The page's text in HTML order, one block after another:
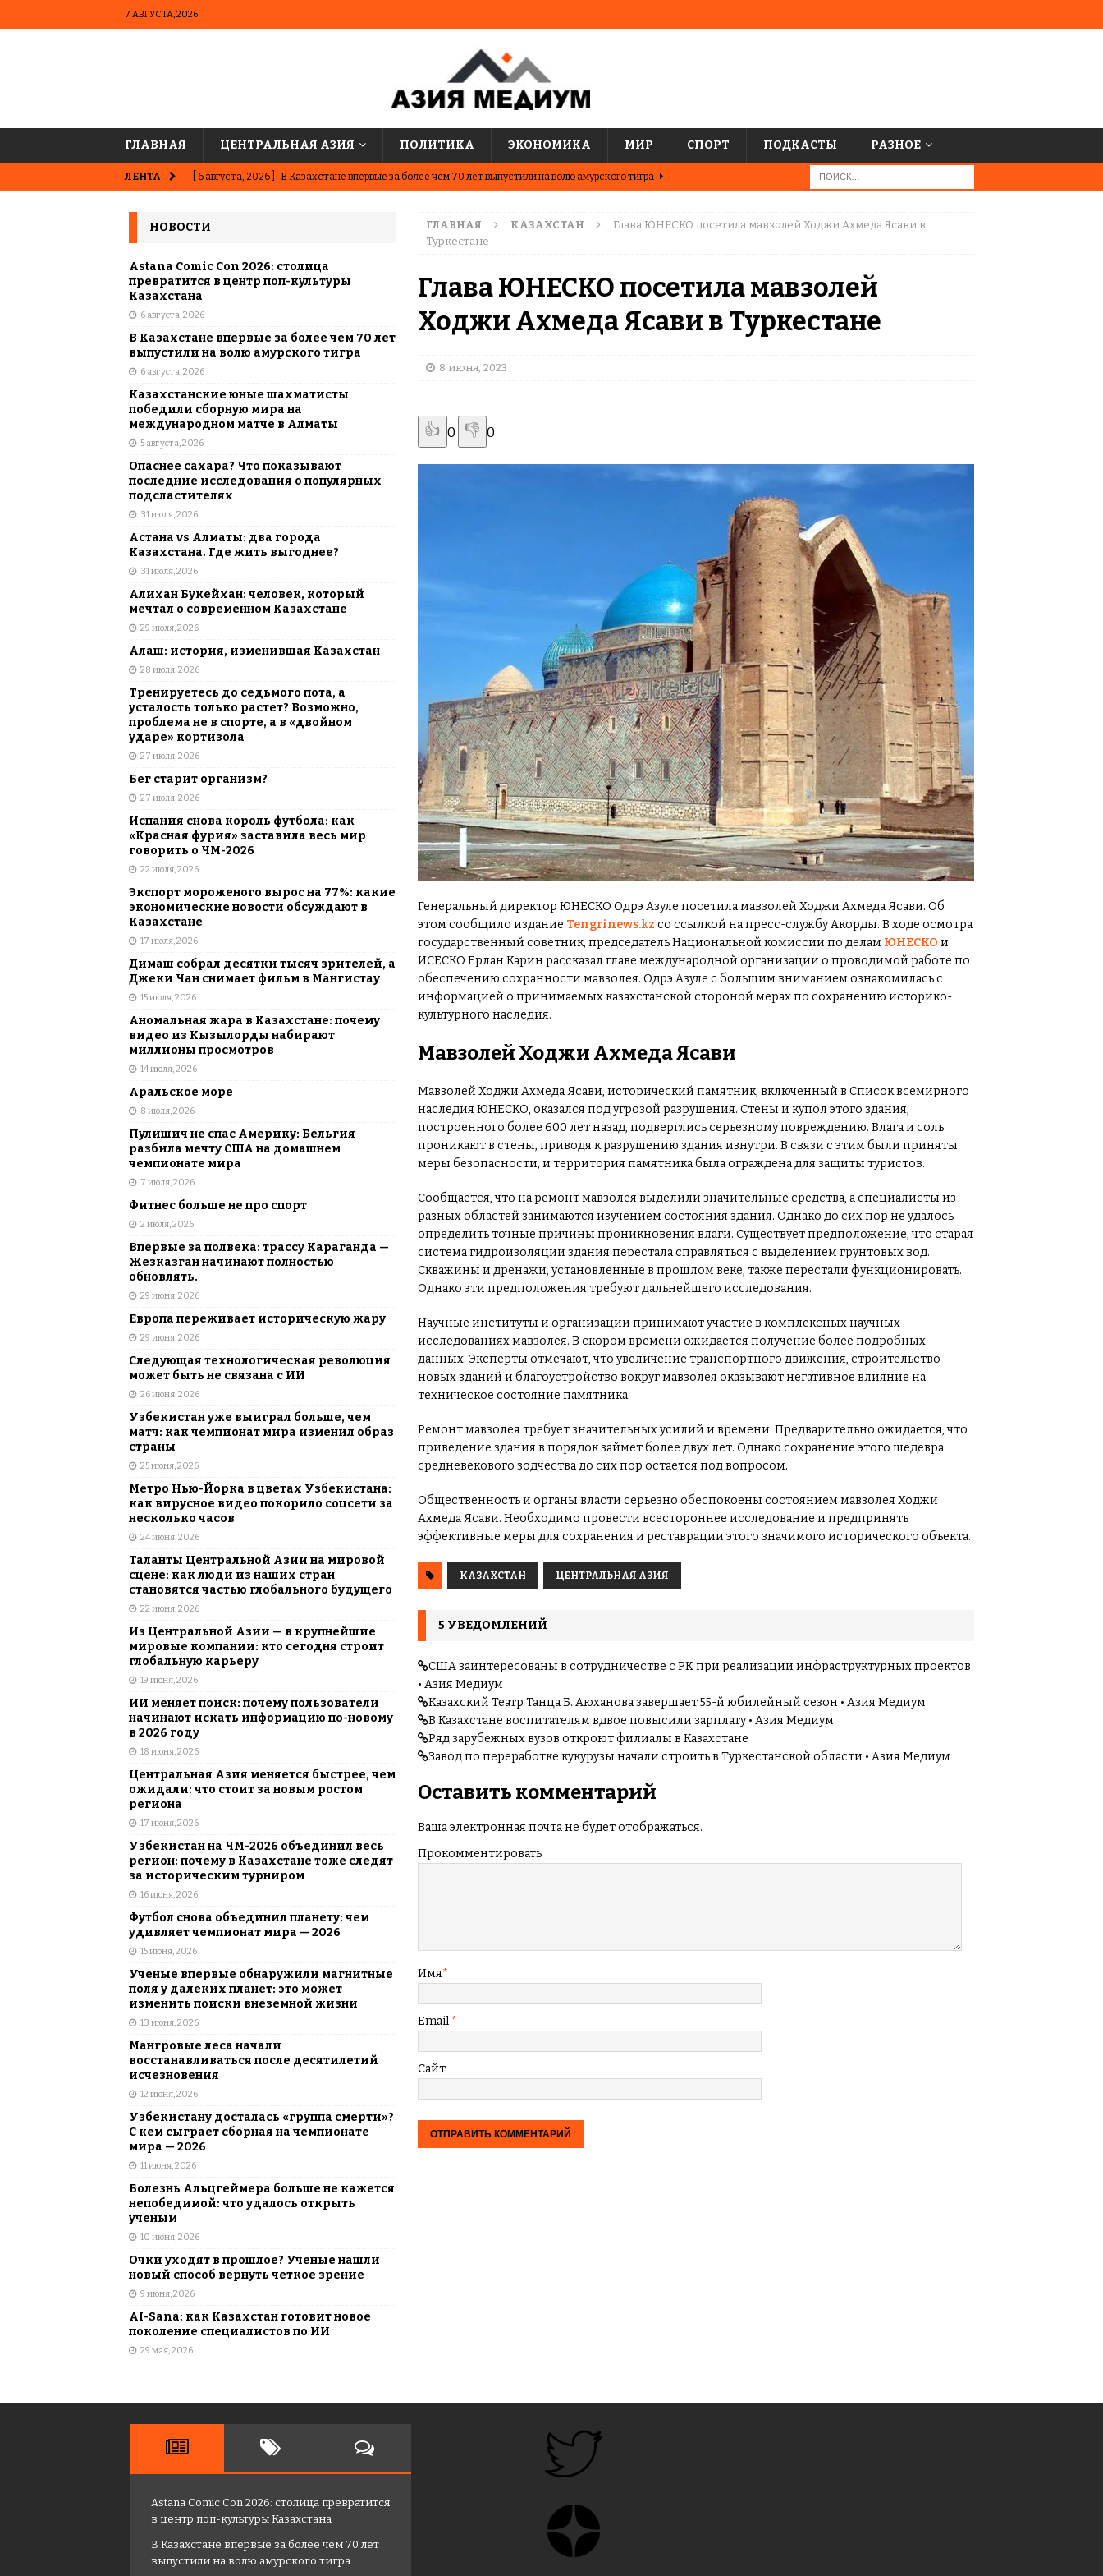
7 АВГУСТА, 2026
ГЛАВНАЯ ЦЕНТРАЛЬНАЯ АЗИЯ ПОЛИТИКА ЭКОНОМИКА МИР СПОРТ ПОДКАСТЫ РАЗНОЕ
ЛЕНТА [ 6 августа, 2026 ] В Казахстане впервые за более чем 70 лет выпустили на волю амурского тигра
[ 5 августа, 2026 ]
матче в Алматы
[ 31 июля, 2026 ] Опаснее сахара? Что показывают последние исследования о популярных
подсластителях
[ 31 июля, 2026 ] Астана vs Алматы: два города Казахстана. Где жить выгоднее?
АЗИЯ
[ 6 августа, 2026 ] Astana Comic Con 2026: столица превратится в центр поп-культуры Казахстана
КАЗАХСТАН
ГЛАВНАЯ КАЗАХСТАН
Глава ЮНЕСКО посетила мавзолей Ходжи Ахмеда Ясави в
Туркестане
Глава ЮНЕСКО посетила мавзолей
Ходжи Ахмеда Ясави в Туркестане
8 июня, 2023
👍 0 👎 0
Генеральный директор ЮНЕСКО Одрэ Азуле посетила мавзолей Ходжи Ахмеда Ясави. Об
этом сообщило издание Tengrinews.kz со ссылкой на пресс-службу Акорды. В ходе осмотра
государственный советник, председатель Национальной комиссии по делам ЮНЕСКО и
ИСЕСКО Ерлан Карин рассказал главе международной организации о проводимой работе по
обеспечению сохранности мавзолея. Одрэ Азуле с большим вниманием ознакомилась с
информацией о принимаемых казахстанской стороной мерах по сохранению историко-
культурного наследия.
Мавзолей Ходжи Ахмеда Ясави
Мавзолей Ходжи Ахмеда Ясави, исторический памятник, включенный в Список всемирного
наследия ЮНЕСКО, оказался под угрозой разрушения. Стены и купол этого здания,
построенного более 600 лет назад, подверглись серьезному повреждению. Влага и соль
проникают в стены, приводя к разрушению здания изнутри. В связи с этим были приняты
меры безопасности, и территория памятника была ограждена для защиты туристов.
Сообщается, что на ремонт мавзолея выделили значительные средства, а специалисты из
разных областей занимаются изучением состояния здания. Однако до сих пор не удалось
определить точные причины проникновения влаги. Существует предположение, что старая
система гидроизоляции здания перестала справляться с выделением грунтовых вод.
Скважины и дренажи, установленные в прошлом веке, также перестали функционировать.
Однако эти предположения требуют дальнейшего исследования.
Научные институты и организации принимают участие в комплексных научных
исследованиях мавзолея. В скором времени ожидается получение более подробных
данных. Эксперты отмечают, что увеличение транспортного движения, строительство
новых зданий и благоустройство вокруг мавзолея оказывают негативное влияние на
техническое состояние памятника.
Ремонт мавзолея требует значительных усилий и времени. Предварительно ожидается, что
приведение здания в порядок займет более двух лет. Однако сохранение этого шедевра
средневекового зодчества до сих пор остается под вопросом.
Общественность и органы власти серьезно обеспокоены состоянием мавзолея Ходжи
Ахмеда Ясави. Необходимо провести всестороннее исследование и предпринять
эффективные меры для сохранения и реставрации этого значимого исторического объекта.
КАЗАХСТАН ЦЕНТРАЛЬНАЯ АЗИЯ
5 УВЕДОМЛЕНИЙ
США заинтересованы в сотрудничестве с РК при реализации инфраструктурных проектов
• Азия Медиум
Казахский Театр Танца Б. Аюханова завершает 55-й юбилейный сезон • Азия Медиум
В Казахстане воспитателям вдвое повысили зарплату • Азия Медиум
Ряд зарубежных вузов откроют филиалы в Казахстане
Завод по переработке кукурузы начали строить в Туркестанской области • Азия Медиум
Оставить комментарий
Ваша электронная почта не будет отображаться.
Прокомментировать
Имя*
Email *
Сайт
НОВОСТИ
Astana Comic Con 2026: столица
превратится в центр поп-культуры
Казахстана
6 августа, 2026
В Казахстане впервые за более чем 70 лет
выпустили на волю амурского тигра
6 августа, 2026
Казахстанские юные шахматисты
победили сборную мира на
международном матче в Алматы
5 августа, 2026
Опаснее сахара? Что показывают
последние исследования о популярных
подсластителях
31 июля, 2026
Астана vs Алматы: два города
Казахстана. Где жить выгоднее?
31 июля, 2026
Алихан Букейхан: человек, который
мечтал о современном Казахстане
29 июля, 2026
Алаш: история, изменившая Казахстан
28 июля, 2026
Тренируетесь до седьмого пота, а
усталость только растет? Возможно,
проблема не в спорте, а в «двойном
ударе» кортизола
27 июля, 2026
Бег старит организм?
27 июля, 2026
Испания снова король футбола: как
«Красная фурия» заставила весь мир
говорить о ЧМ-2026
22 июля, 2026
Экспорт мороженого вырос на 77%: какие
экономические новости обсуждают в
Казахстане
17 июля, 2026
Димаш собрал десятки тысяч зрителей, а
Джеки Чан снимает фильм в Мангистау
15 июля, 2026
Аномальная жара в Казахстане: почему
видео из Кызылорды набирают
миллионы просмотров
14 июля, 2026
Аральское море
8 июля, 2026
Пулишич не спас Америку: Бельгия
разбила мечту США на домашнем
чемпионате мира
7 июля, 2026
Фитнес больше не про спорт
2 июля, 2026
Впервые за полвека: трассу Караганда —
Жезказган начинают полностью
обновлять.
29 июня, 2026
Европа переживает историческую жару
29 июня, 2026
Следующая технологическая революция
может быть не связана с ИИ
26 июня, 2026
Узбекистан уже выиграл больше, чем
матч: как чемпионат мира изменил образ
страны
25 июня, 2026
Метро Нью-Йорка в цветах Узбекистана:
как вирусное видео покорило соцсети за
несколько часов
24 июня, 2026
Таланты Центральной Азии на мировой
сцене: как люди из наших стран
становятся частью глобального будущего
22 июня, 2026
Из Центральной Азии — в крупнейшие
мировые компании: кто сегодня строит
глобальную карьеру
19 июня, 2026
ИИ меняет поиск: почему пользователи
начинают искать информацию по-новому
в 2026 году
18 июня, 2026
Центральная Азия меняется быстрее, чем
ожидали: что стоит за новым ростом
региона
17 июня, 2026
Узбекистан на ЧМ-2026 объединил весь
регион: почему в Казахстане тоже следят
за историческим турниром
16 июня, 2026
Футбол снова объединил планету: чем
удивляет чемпионат мира — 2026
15 июня, 2026
Ученые впервые обнаружили магнитные
поля у далеких планет: это может
изменить поиски внеземной жизни
13 июня, 2026
Мангровые леса начали
восстанавливаться после десятилетий
исчезновения
12 июня, 2026
Узбекистану досталась «группа смерти»?
С кем сыграет сборная на чемпионате
мира — 2026
11 июня, 2026
Болезнь Альцгеймера больше не кажется
непобедимой: что удалось открыть
ученым
10 июня, 2026
Очки уходят в прошлое? Ученые нашли
новый способ вернуть четкое зрение
9 июня, 2026
AI-Sana: как Казахстан готовит новое
поколение специалистов по ИИ
29 мая, 2026
Astana Comic Con 2026: столица превратится
в центр поп-культуры Казахстана
В Казахстане впервые за более чем 70 лет
выпустили на волю амурского тигра